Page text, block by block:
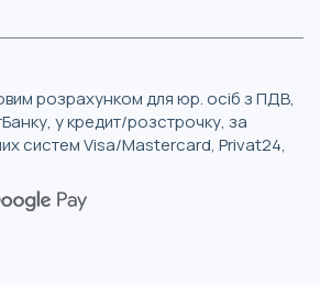
розрахунком для юр. осіб з ПДВ,
у кредит/розстрочку, за
систем Visa/Mastercard, Privat24,